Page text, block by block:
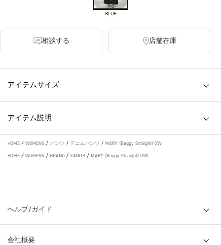
BLUE
相談する 店舗在庫
アイテムサイズ
アイテム説明
HOME / WOMENS / パンツ / デニムパンツ / MARY (Baggy Straight) OWI
HOME / WOMENS / BRAND / YANUK / MARY (Baggy Straight) OWI
ヘルプ/ガイド
会社概要